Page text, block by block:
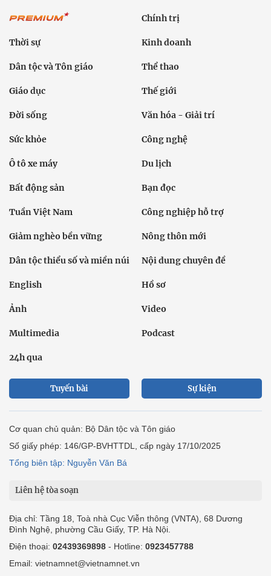
Chính trị
Thời sự Kinh doanh
Dân tộc và Tôn giáo Thể thao
Giáo dục Thế giới
Đời sống Văn hóa - Giải trí
Sức khỏe Công nghệ
Ô tô xe máy Du lịch
Bất động sản Bạn đọc
Tuần Việt Nam Công nghiệp hỗ trợ
Giảm nghèo bền vững Nông thôn mới
Dân tộc thiểu số và miền núi Nội dung chuyên đề
English Hồ sơ
Ảnh Video
Multimedia Podcast
24h qua
Tuyến bài Sự kiện
Cơ quan chủ quản: Bộ Dân tộc và Tôn giáo
Số giấy phép: 146/GP-BVHTTDL, cấp ngày 17/10/2025
Tổng biên tập: Nguyễn Văn Bá
Liên hệ tòa soạn
Địa chỉ: Tầng 18, Toà nhà Cục Viễn thông (VNTA), 68 Dương
Đình Nghệ, phường Cầu Giấy, TP. Hà Nội.
Điện thoại: 02439369898 - Hotline: 0923457788
Email: vietnamnet@vietnamnet.vn